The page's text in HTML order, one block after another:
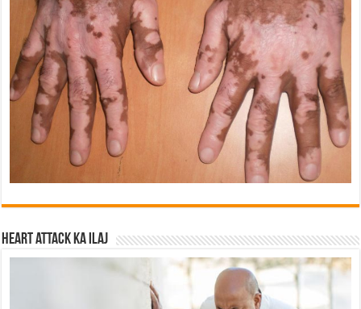
Heart attack ka ilaj